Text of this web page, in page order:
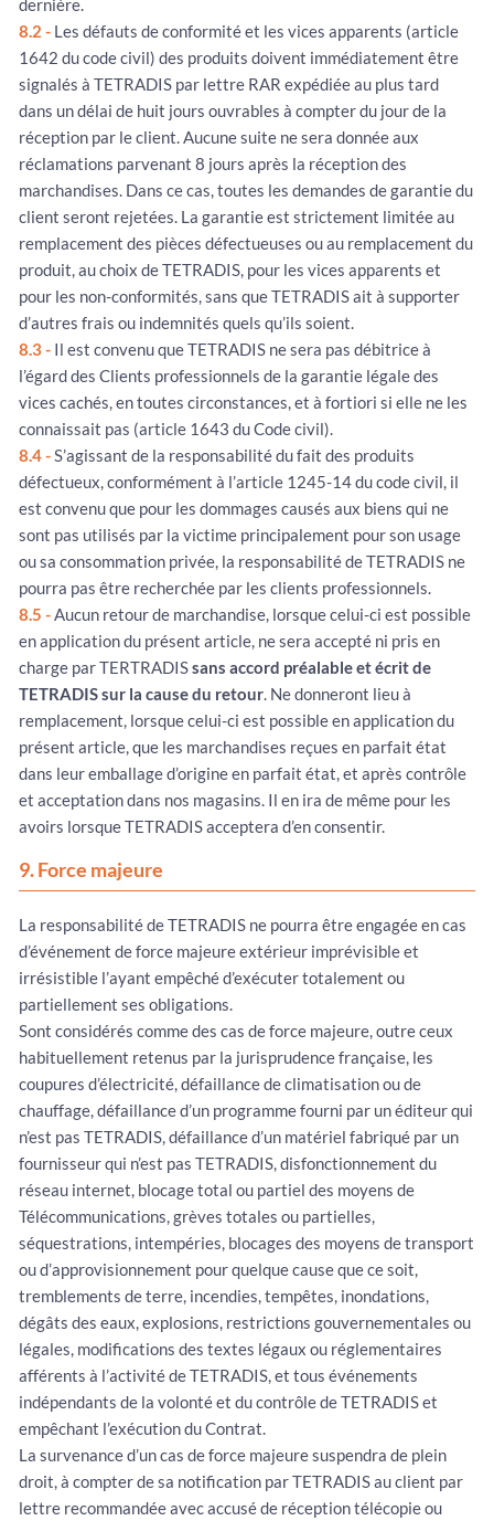
dernière.
8.2 - Les défauts de conformité et les vices apparents (article
1642 du code civil) des produits doivent immédiatement être
signalés à TETRADIS par lettre RAR expédiée au plus tard
dans un délai de huit jours ouvrables à compter du jour de la
réception par le client. Aucune suite ne sera donnée aux
réclamations parvenant 8 jours après la réception des
marchandises. Dans ce cas, toutes les demandes de garantie du
client seront rejetées. La garantie est strictement limitée au
remplacement des pièces défectueuses ou au remplacement du
produit, au choix de TETRADIS, pour les vices apparents et
pour les non-conformités, sans que TETRADIS ait à supporter
d’autres frais ou indemnités quels qu’ils soient.
8.3 - Il est convenu que TETRADIS ne sera pas débitrice à
l’égard des Clients professionnels de la garantie légale des
vices cachés, en toutes circonstances, et à fortiori si elle ne les
connaissait pas (article 1643 du Code civil).
8.4 -S’agissant de la responsabilité du fait des produits
défectueux, conformément à l’article 1245-14 du code civil, il
est convenu que pour les dommages causés aux biens qui ne
sont pas utilisés par la victime principalement pour son usage
ou sa consommation privée, la responsabilité de TETRADIS ne
pourra pas être recherchée par les clients professionnels.
8.5 -Aucun retour de marchandise, lorsque celui-ci est possible
en application du présent article, ne sera accepté ni pris en
charge par TERTRADISsans accord préalable et écrit de
TETRADIS sur la cause du retour. Ne donneront lieu à
remplacement, lorsque celui-ci est possible en application du
présent article, que les marchandises reçues en parfait état
dans leur emballage d’origine en parfait état, et après contrôle
et acceptation dans nos magasins. Il en ira de même pour les
avoirs lorsque TETRADIS acceptera d’en consentir.
9. Force majeure
La responsabilité de TETRADIS ne pourra être engagée en cas
d’événement de force majeure extérieur imprévisible et
irrésistible l’ayant empêché d’exécuter totalement ou
partiellement ses obligations.
Sont considérés comme des cas de force majeure, outre ceux
habituellement retenus par la jurisprudence française, les
coupures d’électricité, défaillance de climatisation ou de
chauffage, défaillance d’un programme fourni par un éditeur qui
n’est pas TETRADIS, défaillance d’un matériel fabriqué par un
fournisseur qui n’est pas TETRADIS, disfonctionnement du
réseau internet, blocage total ou partiel des moyens de
Télécommunications, grèves totales ou partielles,
séquestrations, intempéries, blocages des moyens de transport
ou d’approvisionnement pour quelque cause que ce soit,
tremblements de terre, incendies, tempêtes, inondations,
dégâts des eaux, explosions, restrictions gouvernementales ou
légales, modifications des textes légaux ou réglementaires
afférents à l’activité de TETRADIS, et tous événements
indépendants de la volonté et du contrôle de TETRADIS et
empêchant l’exécution du Contrat.
La survenance d’un cas de force majeure suspendra de plein
droit, à compter de sa notification par TETRADIS au client par
lettre recommandée avec accusé de réception télécopie ou